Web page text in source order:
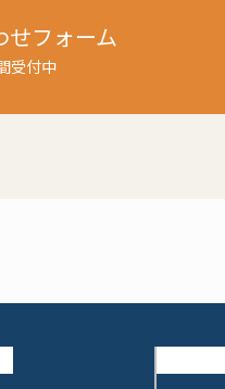
せフォーム
受付中